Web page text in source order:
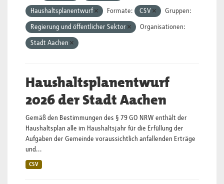
Haushaltsplanentwurf Formate: CSV Gruppen:
Regierung und öffentlicher Sektor Organisationen:
Stadt Aachen
Haushaltsplanentwurf
2026 der Stadt Aachen
Gemäß den Bestimmungen des § 79 GO NRW enthält der
Haushaltsplan alle im Haushaltsjahr für die Erfüllung der
Aufgaben der Gemeinde voraussichtlich anfallenden Erträge
und...
CSV